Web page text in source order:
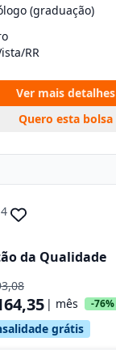
(graduação)
RR
Ver mais detalhes
Quero esta bolsa
da Qualidade
| mês -76%
grátis